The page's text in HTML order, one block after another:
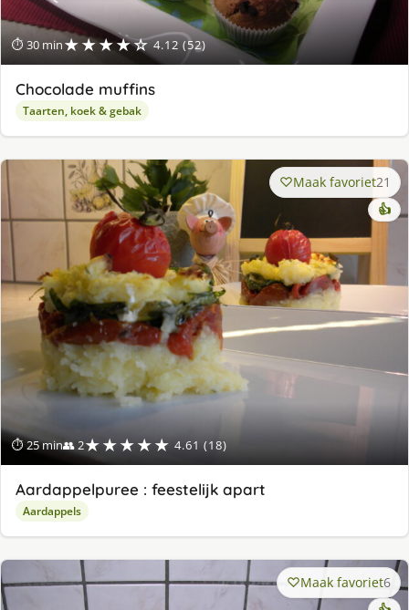
⏱ 30 min★★★★☆ 4.12 (52)
Chocolade muffins
Taarten, koek & gebak
⏱ 25 min👥 2★★★★★ 4.61 (18)
Maak favoriet21
👍
Aardappelpuree : feestelijk apart
Aardappels
Maak favoriet6